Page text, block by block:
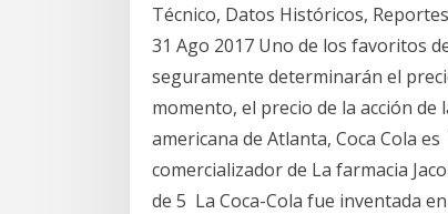
Técnico, Datos Históricos,
31 Ago 2017 Uno de los favoritos
seguramente determinarán el
momento, el precio de la acción de
americana de Atlanta, Coca Cola
comercializador de La farmacia
de 5 La Coca-Cola fue inventada